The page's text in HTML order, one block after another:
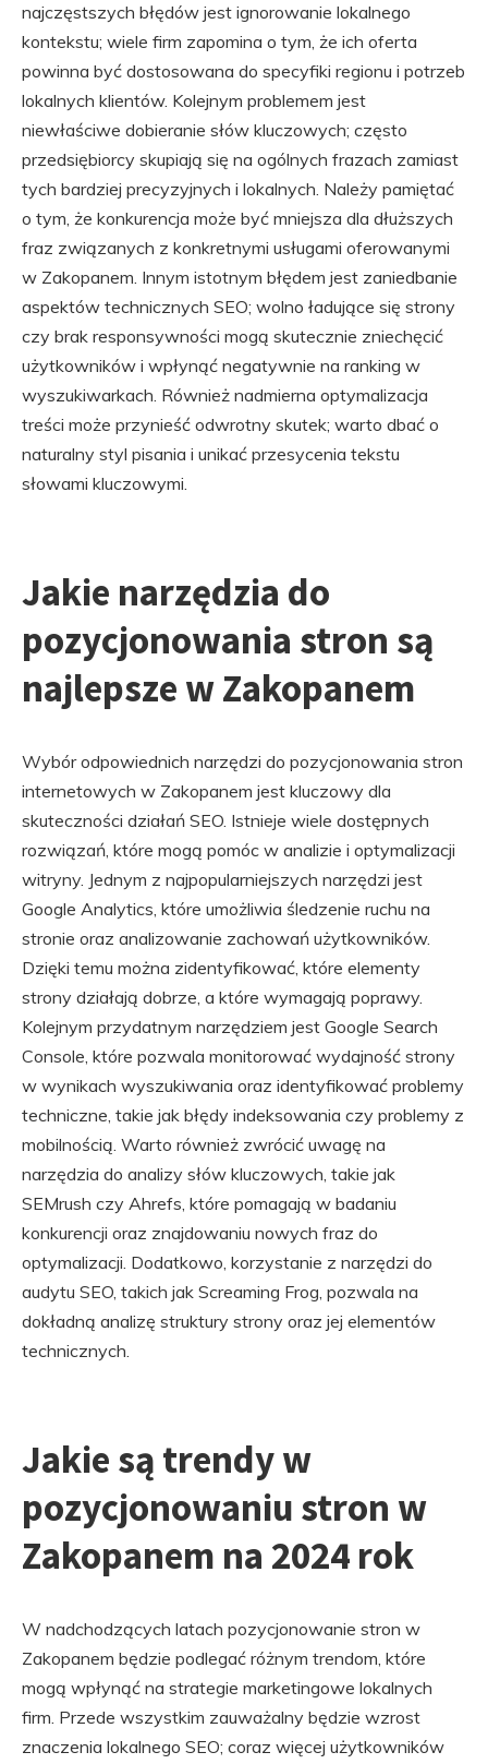
najczęstszych błędów jest ignorowanie lokalnego
kontekstu; wiele firm zapomina o tym, że ich oferta
powinna być dostosowana do specyfiki regionu i potrzeb
lokalnych klientów. Kolejnym problemem jest
niewłaściwe dobieranie słów kluczowych; często
przedsiębiorcy skupiają się na ogólnych frazach zamiast
tych bardziej precyzyjnych i lokalnych. Należy pamiętać
o tym, że konkurencja może być mniejsza dla dłuższych
fraz związanych z konkretnymi usługami oferowanymi
w Zakopanem. Innym istotnym błędem jest zaniedbanie
aspektów technicznych SEO; wolno ładujące się strony
czy brak responsywności mogą skutecznie zniechęcić
użytkowników i wpłynąć negatywnie na ranking w
wyszukiwarkach. Również nadmierna optymalizacja
treści może przynieść odwrotny skutek; warto dbać o
naturalny styl pisania i unikać przesycenia tekstu
słowami kluczowymi.
Jakie narzędzia do
pozycjonowania stron są
najlepsze w Zakopanem
Wybór odpowiednich narzędzi do pozycjonowania stron
internetowych w Zakopanem jest kluczowy dla
skuteczności działań SEO. Istnieje wiele dostępnych
rozwiązań, które mogą pomóc w analizie i optymalizacji
witryny. Jednym z najpopularniejszych narzędzi jest
Google Analytics, które umożliwia śledzenie ruchu na
stronie oraz analizowanie zachowań użytkowników.
Dzięki temu można zidentyfikować, które elementy
strony działają dobrze, a które wymagają poprawy.
Kolejnym przydatnym narzędziem jest Google Search
Console, które pozwala monitorować wydajność strony
w wynikach wyszukiwania oraz identyfikować problemy
techniczne, takie jak błędy indeksowania czy problemy z
mobilnością. Warto również zwrócić uwagę na
narzędzia do analizy słów kluczowych, takie jak
SEMrush czy Ahrefs, które pomagają w badaniu
konkurencji oraz znajdowaniu nowych fraz do
optymalizacji. Dodatkowo, korzystanie z narzędzi do
audytu SEO, takich jak Screaming Frog, pozwala na
dokładną analizę struktury strony oraz jej elementów
technicznych.
Jakie są trendy w
pozycjonowaniu stron w
Zakopanem na 2024 rok
W nadchodzących latach pozycjonowanie stron w
Zakopanem będzie podlegać różnym trendom, które
mogą wpłynąć na strategie marketingowe lokalnych
firm. Przede wszystkim zauważalny będzie wzrost
znaczenia lokalnego SEO; coraz więcej użytkowników